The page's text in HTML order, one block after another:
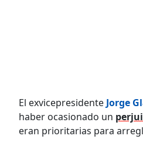
El exvicepresidente Jorge
haber ocasionado un
eran prioritarias para